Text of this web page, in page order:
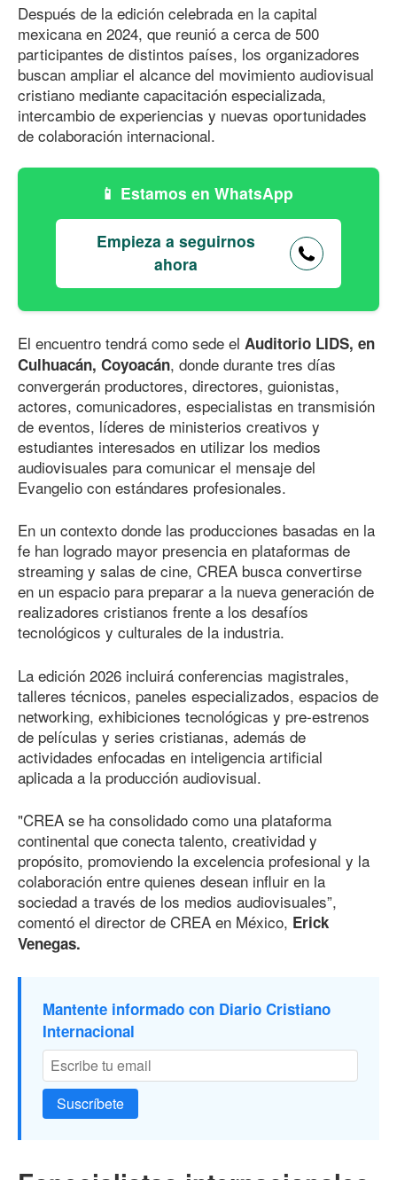
Después de la edición celebrada en la capital
mexicana en 2024, que reunió a cerca de 500
participantes de distintos países, los organizadores
buscan ampliar el alcance del movimiento audiovisual
cristiano mediante capacitación especializada,
intercambio de experiencias y nuevas oportunidades
de colaboración internacional.
Estamos en WhatsApp
Empieza a seguirnos
ahora
El encuentro tendrá como sede el Auditorio LIDS, en
Culhuacán, Coyoacán, donde durante tres días
convergerán productores, directores, guionistas,
actores, comunicadores, especialistas en transmisión
de eventos, líderes de ministerios creativos y
estudiantes interesados en utilizar los medios
audiovisuales para comunicar el mensaje del
Evangelio con estándares profesionales.
En un contexto donde las producciones basadas en la
fe han logrado mayor presencia en plataformas de
streaming y salas de cine, CREA busca convertirse
en un espacio para preparar a la nueva generación de
realizadores cristianos frente a los desafíos
tecnológicos y culturales de la industria.
La edición 2026 incluirá conferencias magistrales,
talleres técnicos, paneles especializados, espacios de
networking, exhibiciones tecnológicas y pre-estrenos
de películas y series cristianas, además de
actividades enfocadas en inteligencia artificial
aplicada a la producción audiovisual.
"CREA se ha consolidado como una plataforma
continental que conecta talento, creatividad y
propósito, promoviendo la excelencia profesional y la
colaboración entre quienes desean influir en la
sociedad a través de los medios audiovisuales”,
comentó el director de CREA en México, Erick
Venegas.
Mantente informado con Diario Cristiano
Internacional
Suscríbete